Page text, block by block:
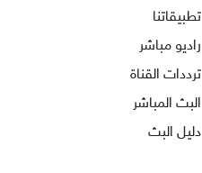
تطبيقاتنا
راديو مباشر
ترددات القناة
البث المباشر
دليل البث